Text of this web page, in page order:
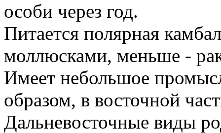
особи через год.
Питается полярная
моллюсками, меньше -
Имеет небольшое
образом, в восточной
Дальневосточные виды